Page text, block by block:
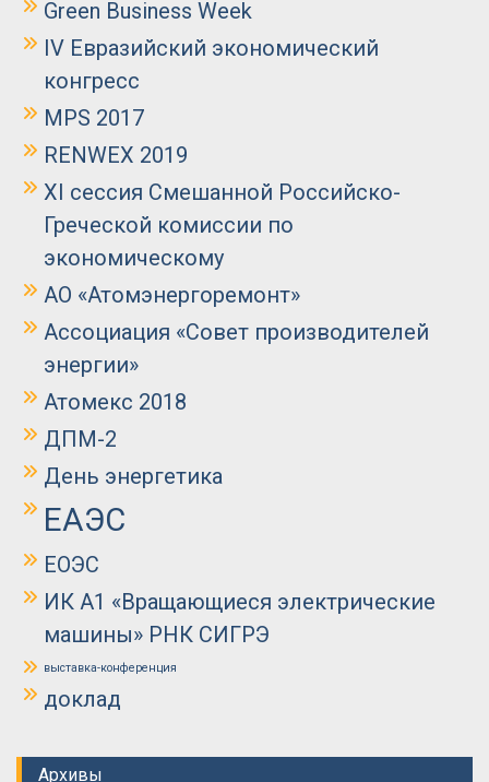
Green Business Week
IV Евразийский экономический
конгресс
MPS 2017
RENWEX 2019
XI сессия Смешанной Российско-
Греческой комиссии по
экономическому
АО «Атомэнергоремонт»
Ассоциация «Совет производителей
энергии»
Атомекс 2018
ДПМ-2
День энергетика
ЕАЭС
ЕОЭС
ИК А1 «Вращающиеся электрические
машины» РНК СИГРЭ
выставка-конференция
доклад
Архивы